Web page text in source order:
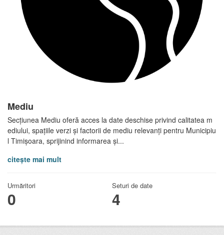
Mediu
Secțiunea Mediu oferă acces la date deschise privind calitatea m
ediului, spațiile verzi și factorii de mediu relevanți pentru Municipiu
l Timișoara, sprijinind informarea și...
citește mai mult
Urmăritori
0
Seturi de date
4